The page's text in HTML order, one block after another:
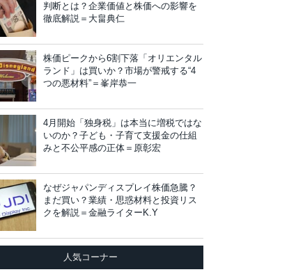
判断とは？企業価値と株価への影響を
徹底解説＝大畠典仁
株価ピークから6割下落「オリエンタル
ランド」は買いか？市場が警戒する“4
つの悪材料”＝峯岸恭一
4月開始「独身税」は本当に増税ではな
いのか？子ども・子育て支援金の仕組
みと不公平感の正体＝原彰宏
なぜジャパンディスプレイ株価急騰？
まだ買い？業績・思惑材料と投資リス
クを解説＝金融ライターK.Y
人気コーナー